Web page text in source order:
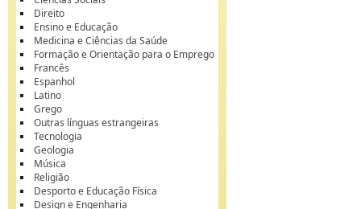
Direito
Ensino e Educação
Medicina e Ciências da Saúde
Formação e Orientação para o Emprego
Francês
Espanhol
Latino
Grego
Outras línguas estrangeiras
Tecnologia
Geologia
Música
Religião
Desporto e Educação Física
Design e Engenharia